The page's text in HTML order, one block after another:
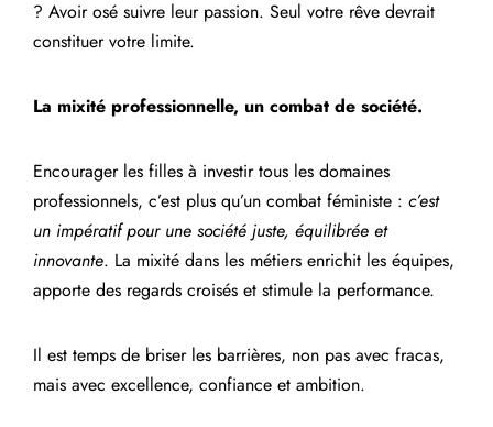
? Avoir osé suivre leur passion. Seul votre rêve devrait
constituer votre limite.
La mixité professionnelle, un combat de société.
Encourager les filles à investir tous les domaines
professionnels, c’est plus qu’un combat féministe : c’est
un impératif pour une société juste, équilibrée et
innovante. La mixité dans les métiers enrichit les équipes,
apporte des regards croisés et stimule la performance.
Il est temps de briser les barrières, non pas avec fracas,
mais avec excellence, confiance et ambition.